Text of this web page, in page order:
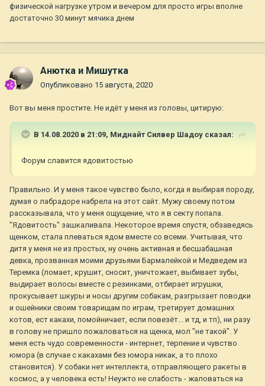
физической нагрузке утром и вечером для просто игры вполне
достаточно 30 минут мячика днем
Анютка и Мишутка
Опубликовано 15 августа, 2020
Вот вы меня простите. Не идёт у меня из головы, цитирую:
В 14.08.2020 в 21:09, Миднайт Силвер Шадоу сказал:
Форум славится ядовитостью
Правильно. И у меня такое чувство было, когда я выбирая породу,
думая о лабрадоре набрела на этот сайт. Мужу своему потом
рассказывала, что у меня ощущение, что я в секту попала.
"Ядовитость" зашкаливала. Некоторое время спустя, обзаведясь
щенком, стала плеваться ядом вместе со всеми. Учитывая, что
дитя у меня не из простых, ну очень активная и бесшабашная
девка, прозванная моими друзьями Бармалейкой и Медведем из
Теремка (ломает, крушит, сносит, уничтожает, выбивает зубы,
выдирает волосы вместе с резинками, отбирает игрушки,
прокусывает шкуры и носы другим собакам, разгрызает поводки
и ошейники своим товарищам по играм, третирует домашних
котов, ест какахи, помойничает, если повезёт... и тд, и тп), ни разу
в голову не пришло пожаловаться на щенка, мол "не такой". У
меня есть чудо современности - интернет, терпение и чувство
юмора (в случае с какахами без юмора никак, а то плохо
становится). У собаки нет интеллекта, отправляющего ракеты в
космос, а у человека есть! Неужто не слабость - жаловаться на